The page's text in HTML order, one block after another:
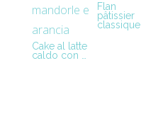
Cake al latte
caldo con …
Flan
pâtissier
classique